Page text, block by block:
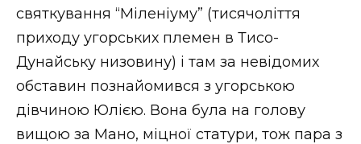
святкування “Міленіуму” (тисячоліття
приходу угорських племен в Тисо-
Дунайську низовину) і там за невідомих
обставин познайомився з угорською
дівчиною Юлією. Вона була на голову
вищою за Мано, міцної статури, тож пара з